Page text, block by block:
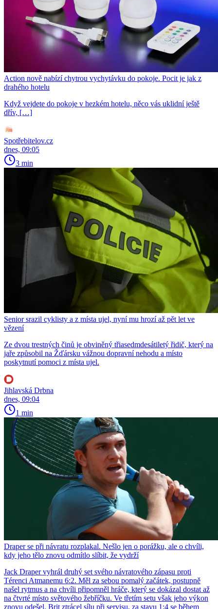
Action nově nabízí chytrou vychytávku do pokoje. Pocit je jak z
drahého hotelu
Když vejdete do pokoje v hezkém hotelu, něco vás uklidní ještě
dřív, […]
Spotřebitelov.cz
dnes, 09:05
3 min
Senior srazil cyklisty a z místa ujel, nyní mu hrozí až pět let ve
vězení
Ze dvou trestných činů je obviněný třiasedmdesátiletý řidič, který na
jaře způsobil na Žďársku vážnou dopravní nehodu a místo
poskytnutí pomoci z místa ujel.
Jihlavská Drbna
dnes, 09:04
1 min
Draper se při návratu rozplakal. Nešlo jen o porážku, ale o chvíli,
kdy jeho tělo znovu odmítlo slíbit, že vydrží
Jack Draper vyhrál druhý set svého návratového zápasu proti
Térenci Atmanemu 6:2. Měl za sebou pomalý začátek, postupně
našel rytmus a na chvíli připomněl hráče, který se dokázal dostat až
na čtvrté místo světového žebříčku. Ve třetím setu však jeho výkon
znovu odešel. Brit ztrácel sílu při servisu, za stavu 1:4 se během